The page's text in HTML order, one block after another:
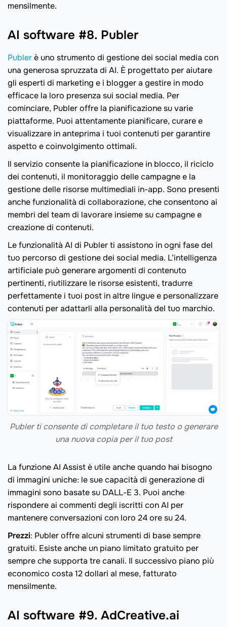
mensilmente.
AI software #8. Publer
Publerè uno strumento di gestione dei social media con
una generosa spruzzata di AI. È progettato per aiutare
gli esperti di marketing e i blogger a gestire in modo
efficace la loro presenza sui social media. Per
cominciare, Publer offre la pianificazione su varie
piattaforme. Puoi attentamente pianificare, curare e
visualizzare in anteprima i tuoi contenuti per garantire
aspetto e coinvolgimento ottimali.
Il servizio consente la pianificazione in blocco, il riciclo
dei contenuti, il monitoraggio delle campagne e la
gestione delle risorse multimediali in-app. Sono presenti
anche funzionalità di collaborazione, che consentono ai
membri del team di lavorare insieme su campagne e
creazione di contenuti.
Le funzionalità AI di Publer ti assistono in ogni fase del
tuo percorso di gestione dei social media. L’intelligenza
artificiale può generare argomenti di contenuto
pertinenti, riutilizzare le risorse esistenti, tradurre
perfettamente i tuoi post in altre lingue e personalizzare
contenuti per adattarli alla personalità del tuo marchio.
Publer ti consente di completare il tuo testo o generare
una nuova copia per il tuo post
La funzione AI Assist è utile anche quando hai bisogno
di immagini uniche: le sue capacità di generazione di
immagini sono basate su DALL-E 3. Puoi anche
rispondere ai commenti degli iscritti con AI per
mantenere conversazioni con loro 24 ore su 24.
Prezzi: Publer offre alcuni strumenti di base sempre
gratuiti. Esiste anche un piano limitato gratuito per
sempre che supporta tre canali. Il successivo piano più
economico costa 12 dollari al mese, fatturato
mensilmente.
AI software #9. AdCreative.ai